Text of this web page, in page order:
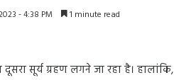
- 4:38 PM 1 minute read
सूर्य ग्रहण लगने जा रहा है। हालांकि,